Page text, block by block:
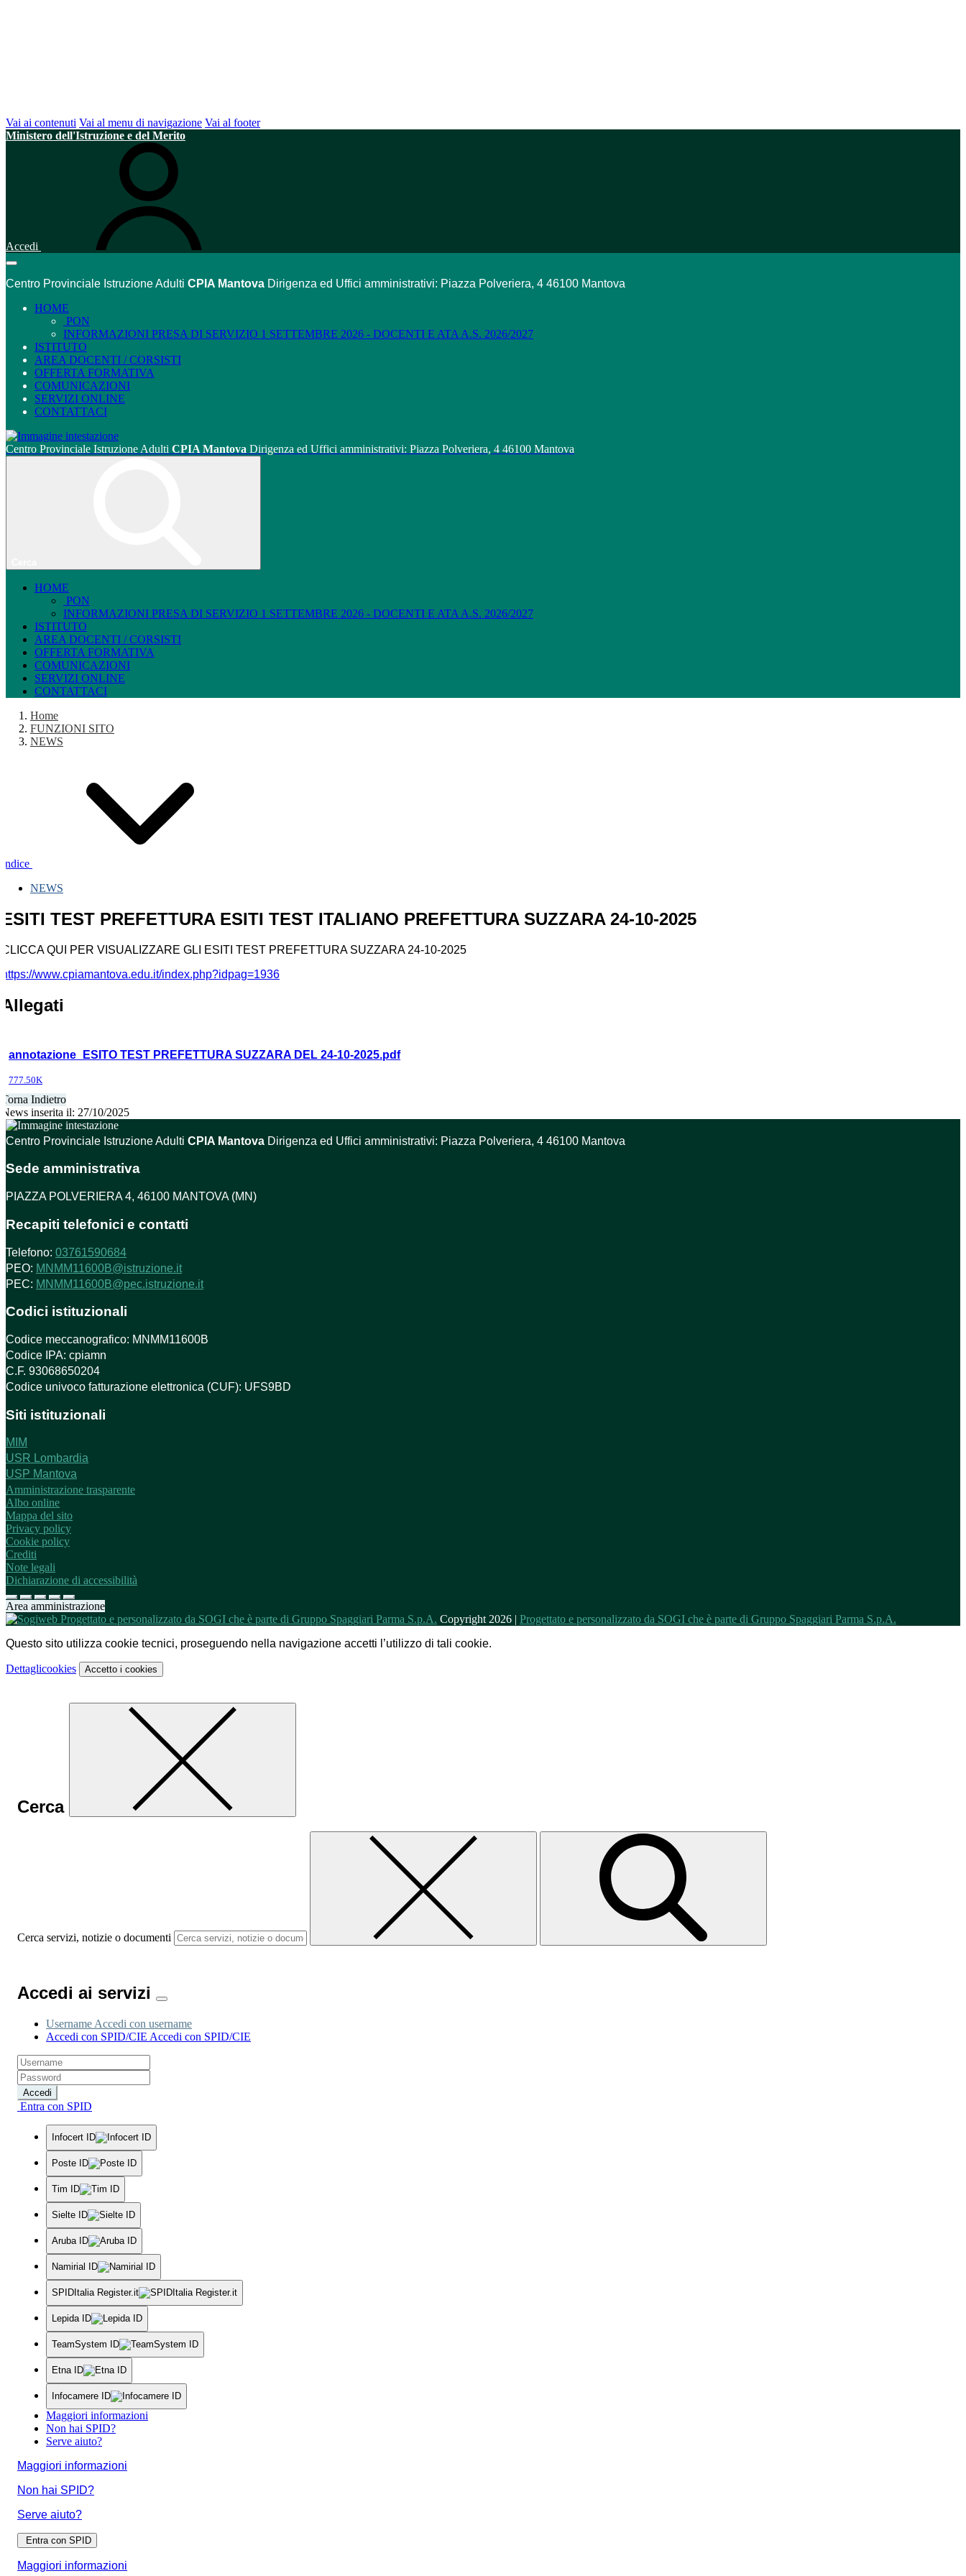
Vai ai contenuti Vai al menu di navigazione Vai al footer
Ministero dell'Istruzione e del Merito
Accedi
Centro Provinciale Istruzione Adulti CPIA Mantova Dirigenza ed Uffici amministrativi: Piazza Polveriera, 4 46100 Mantova
HOME
PON
INFORMAZIONI PRESA DI SERVIZIO 1 SETTEMBRE 2026 - DOCENTI E ATA A.S. 2026/2027
ISTITUTO
AREA DOCENTI / CORSISTI
OFFERTA FORMATIVA
COMUNICAZIONI
SERVIZI ONLINE
CONTATTACI
Centro Provinciale Istruzione Adulti CPIA Mantova Dirigenza ed Uffici amministrativi: Piazza Polveriera, 4 46100 Mantova
HOME
PON
INFORMAZIONI PRESA DI SERVIZIO 1 SETTEMBRE 2026 - DOCENTI E ATA A.S. 2026/2027
ISTITUTO
AREA DOCENTI / CORSISTI
OFFERTA FORMATIVA
COMUNICAZIONI
SERVIZI ONLINE
CONTATTACI
Home
FUNZIONI SITO
NEWS
Indice
NEWS
ESITI TEST PREFETTURA ESITI TEST ITALIANO PREFETTURA SUZZARA 24-10-2025
CLICCA QUI PER VISUALIZZARE GLI ESITI TEST PREFETTURA SUZZARA 24-10-2025
https://www.cpiamantova.edu.it/index.php?idpag=1936
Allegati
annotazione_ESITO TEST PREFETTURA SUZZARA DEL 24-10-2025.pdf
777.50K
Torna Indietro
News inserita il: 27/10/2025
Centro Provinciale Istruzione Adulti CPIA Mantova Dirigenza ed Uffici amministrativi: Piazza Polveriera, 4 46100 Mantova
Sede amministrativa
PIAZZA POLVERIERA 4, 46100 MANTOVA (MN)
Recapiti telefonici e contatti
Telefono: 03761590684
PEO: MNMM11600B@istruzione.it
PEC: MNMM11600B@pec.istruzione.it
Codici istituzionali
Codice meccanografico: MNMM11600B
Codice IPA: cpiamn
C.F. 93068650204
Codice univoco fatturazione elettronica (CUF): UFS9BD
Siti istituzionali
MIM
USR Lombardia
USP Mantova
Amministrazione trasparente
Albo online
Mappa del sito
Privacy policy
Cookie policy
Crediti
Note legali
Dichiarazione di accessibilità
Area amministrazione
Copyright 2026 | Progettato e personalizzato da SOGI che è parte di Gruppo Spaggiari Parma S.p.A.
Questo sito utilizza cookie tecnici, proseguendo nella navigazione accetti l’utilizzo di tali cookie.
Dettaglicookies Accetto i cookies
Cerca
Cerca servizi, notizie o documenti
Accedi ai servizi
Username Accedi con username
Accedi con SPID/CIE Accedi con SPID/CIE
Accedi
Entra con SPID
Infocert ID
Poste ID
Tim ID
Sielte ID
Aruba ID
Namirial ID
SPIDItalia Register.it
Lepida ID
TeamSystem ID
Etna ID
Infocamere ID
Maggiori informazioni
Non hai SPID?
Serve aiuto?
Maggiori informazioni
Non hai SPID?
Serve aiuto?
Entra con SPID
Maggiori informazioni